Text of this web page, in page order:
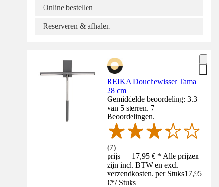
Online bestellen
Reserveren & afhalen
REIKA Douchewisser Tama
28 cm
Gemiddelde beoordeling: 3.3
van 5 sterren. 7
Beoordelingen.
(7)
prijs — 17,95 € * Alle prijzen
zijn incl. BTW en excl.
verzendkosten. per Stuks17,95
€*/ Stuks